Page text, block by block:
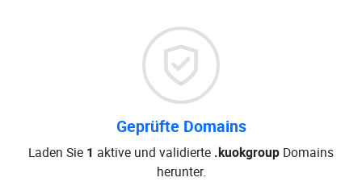
Geprüfte Domains
Laden Sie 1 aktive und validierte .kuokgroup Domains
herunter.